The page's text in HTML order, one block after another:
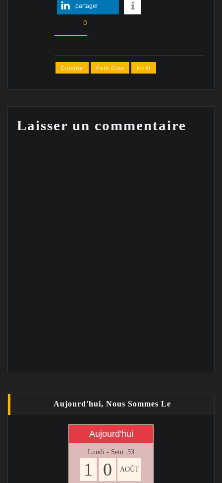
partager
0
Cuisine Foie Gras Noël
Laisser un commentaire
Aujourd'hui, Nous Sommes Le
Aujourd'hui
Lundi - Sem. 33
1 0 AOÛT